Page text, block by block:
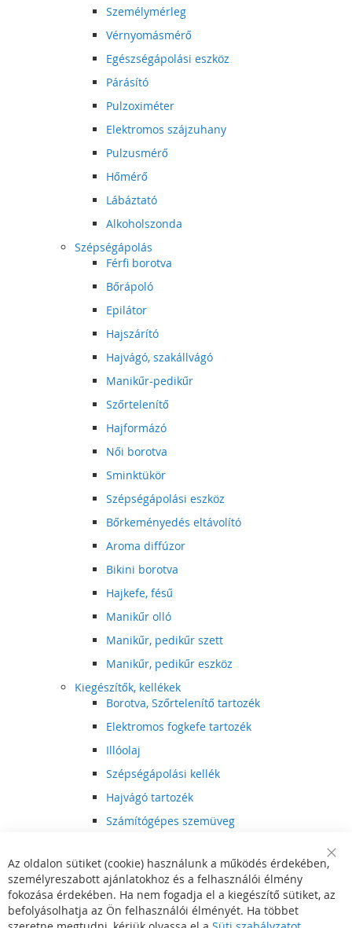
Személymérleg
Vérnyomásmérő
Egészségápolási eszköz
Párásító
Pulzoximéter
Elektromos szájzuhany
Pulzusmérő
Hőmérő
Lábáztató
Alkoholszonda
Szépségápolás
Férfi borotva
Bőrápoló
Epilátor
Hajszárító
Hajvágó, szakállvágó
Manikűr-pedikűr
Szőrtelenítő
Hajformázó
Női borotva
Sminktükör
Szépségápolási eszköz
Bőrkeményedés eltávolító
Aroma diffúzor
Bikini borotva
Hajkefe, fésű
Manikűr olló
Manikűr, pedikűr szett
Manikűr, pedikűr eszköz
Kiegészítők, kellékek
Borotva, Szőrtelenítő tartozék
Elektromos fogkefe tartozék
Illóolaj
Szépségápolási kellék
Hajvágó tartozék
Számítógépes szemüveg
Hajvágó kiegészítő
Szórakoztató elektronika
Multimédia
DVD, BluRay lejátszó
Bar
Az oldalon sütiket (cookie) használunk a működés érdekében,
személyreszabott ajánlatokhoz és a felhasználói élmény
fokozása érdekében. Ha nem fogadja el a kiegészítő sütiket, az
befolyásolhatja az Ön felhasználói élményét. Ha többet